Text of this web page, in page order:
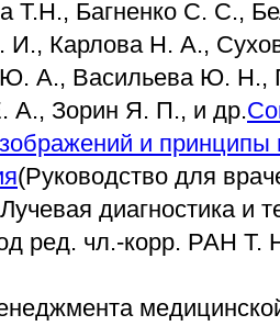
Т.Н., Багненко С. С.,
И., Карлова Н. А.,
А., Васильева Ю. Н.,
А., Зорин Я. П., и др.
и принципы
(Руководство для
диагностика и
ред. чл.-корр. РАН